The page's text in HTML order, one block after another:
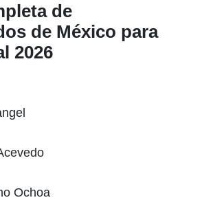
de
de México para
2026
Ochoa